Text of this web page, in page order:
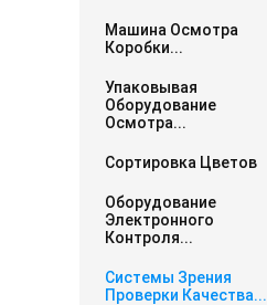
Машина Осмотра
Коробки...
Упаковывая
Оборудование
Осмотра...
Сортировка Цветов
Оборудование
Электронного
Контроля...
Системы Зрения
Проверки Качества...